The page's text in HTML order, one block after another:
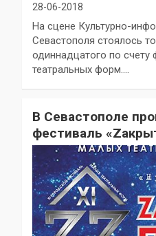
28-06-2018
На сцене Культурно-
Севастополя стоялось
одиннадцатого по счету
театральных форм.…
В Севастополе
фестиваль